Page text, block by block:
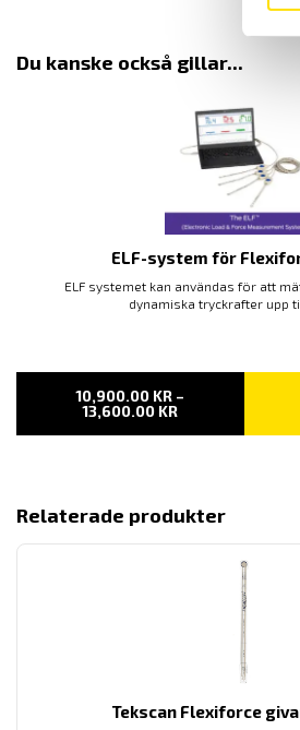
Du kanske också gillar...
ELF-system för
ELF systemet kan användas för att
dynamiska tryckrafter upp
10,900.00 KR –
13,600.00 KRPRISINTERVALL:
TILL
Relaterade produkter
Tekscan Flexiforce